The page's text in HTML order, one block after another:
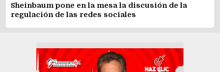
Sheinbaum pone en la mesa la discusión de la
regulación de las redes sociales